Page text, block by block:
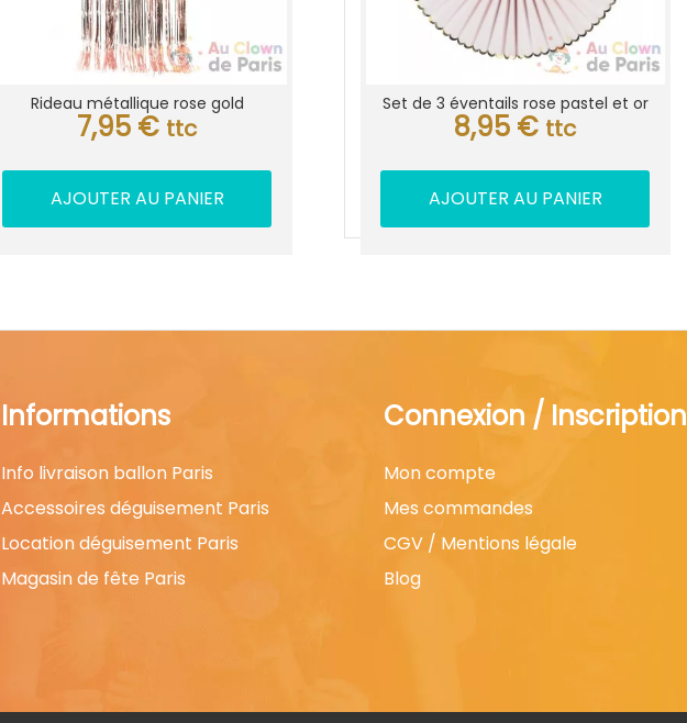
Rideau métallique rose gold
7,95 € ttc
AJOUTER AU PANIER
Set de 3 éventails rose pastel et or
8,95 € ttc
AJOUTER AU PANIER
Informations
Info livraison ballon Paris
Accessoires déguisement Paris
Location déguisement Paris
Magasin de fête Paris
Connexion / Inscription
Mon compte
Mes commandes
CGV / Mentions légale
Blog